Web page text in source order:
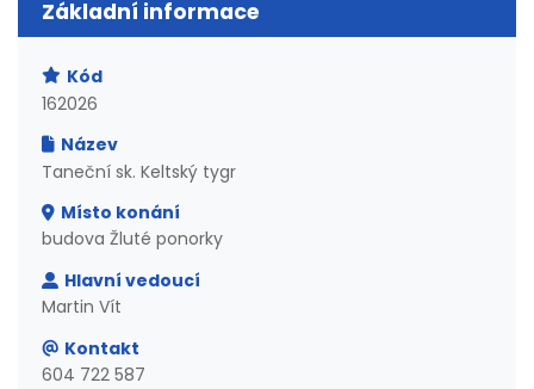
Základní informace
Kód
162026
Název
Taneční sk. Keltský tygr
Místo konání
budova Žluté ponorky
Hlavní vedoucí
Martin Vít
Kontakt
604 722 587